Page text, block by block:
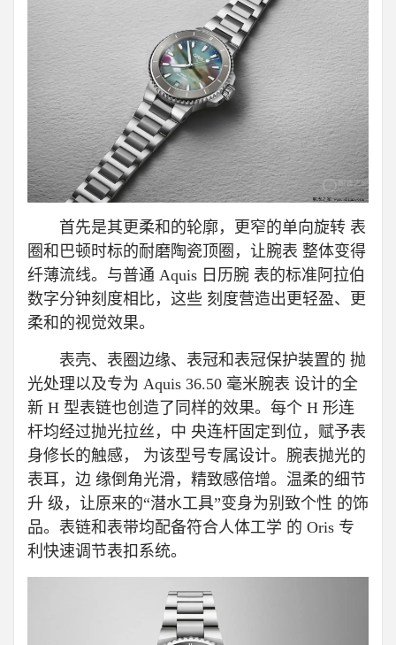
首先是其更柔和的轮廓，更窄的单向旋转 表
圈和巴顿时标的耐磨陶瓷顶圈，让腕表 整体变得
纤薄流线。与普通 Aquis 日历腕 表的标准阿拉伯
数字分钟刻度相比，这些 刻度营造出更轻盈、更
柔和的视觉效果。
表壳、表圈边缘、表冠和表冠保护装置的 抛
光处理以及专为 Aquis 36.50 毫米腕表 设计的全
新 H 型表链也创造了同样的效果。每个 H 形连
杆均经过抛光拉丝，中 央连杆固定到位，赋予表
身修长的触感， 为该型号专属设计。腕表抛光的
表耳，边 缘倒角光滑，精致感倍增。温柔的细节
升 级，让原来的“潜水工具”变身为别致个性 的饰
品。表链和表带均配备符合人体工学 的 Oris 专
利快速调节表扣系统。